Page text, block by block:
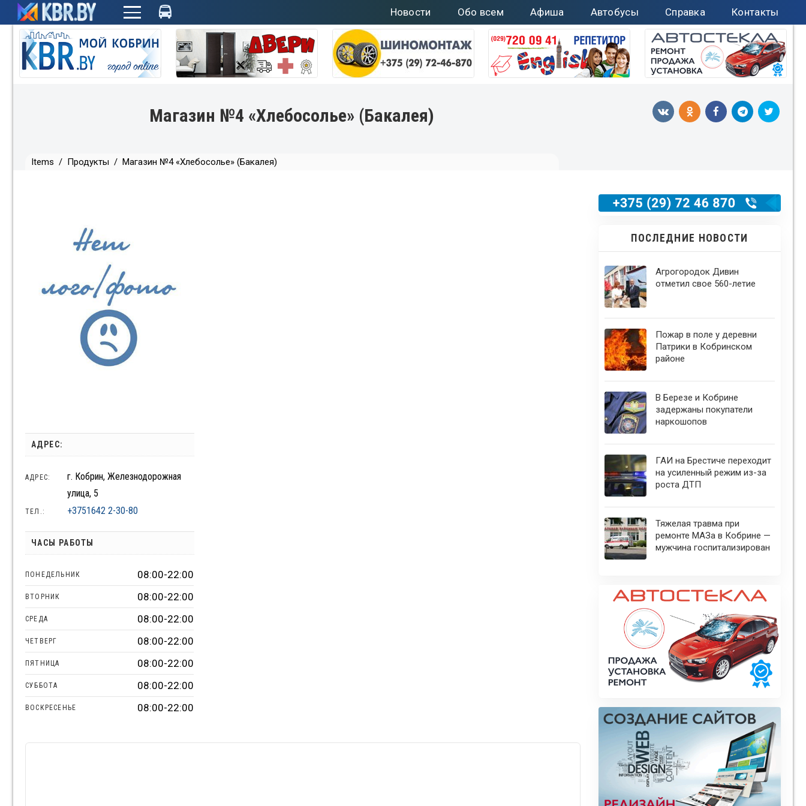
Новости Обо всем Афиша Автобусы Справка Контакты
Магазин №4 «Хлебосолье» (Бакалея)
Items / Продукты / Магазин №4 «Хлебосолье» (Бакалея)
АДРЕС:
АДРЕС:
г. Кобрин, Железнодорожная
улица, 5
ТЕЛ.: +3751642 2-30-80
ЧАСЫ РАБОТЫ
ПОНЕДЕЛЬНИК 08:00-22:00
ВТОРНИК 08:00-22:00
СРЕДА 08:00-22:00
ЧЕТВЕРГ 08:00-22:00
ПЯТНИЦА 08:00-22:00
СУББОТА 08:00-22:00
ВОСКРЕСЕНЬЕ 08:00-22:00
ПОСЛЕДНИЕ НОВОСТИ
Агрогородок Дивин
отметил свое 560-летие
Пожар в поле у деревни
Патрики в Кобринском
районе
В Березе и Кобрине
задержаны покупатели
наркошопов
ГАИ на Брестиче переходит
на усиленный режим из-за
роста ДТП
Тяжелая травма при
ремонте МАЗа в Кобрине —
мужчина госпитализирован